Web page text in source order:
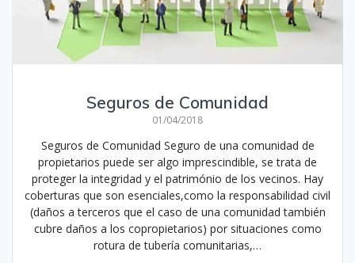
Seguros de Comunidad
01/04/2018
Seguros de Comunidad Seguro de una comunidad de
propietarios puede ser algo imprescindible, se trata de
proteger la integridad y el património de los vecinos. Hay
coberturas que son esenciales,como la responsabilidad civil
(daños a terceros que el caso de una comunidad también
cubre daños a los copropietarios) por situaciones como
rotura de tubería comunitarias,…